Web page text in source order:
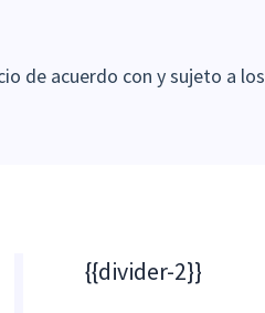
de acuerdo con y sujeto a los
{{divider-2}}